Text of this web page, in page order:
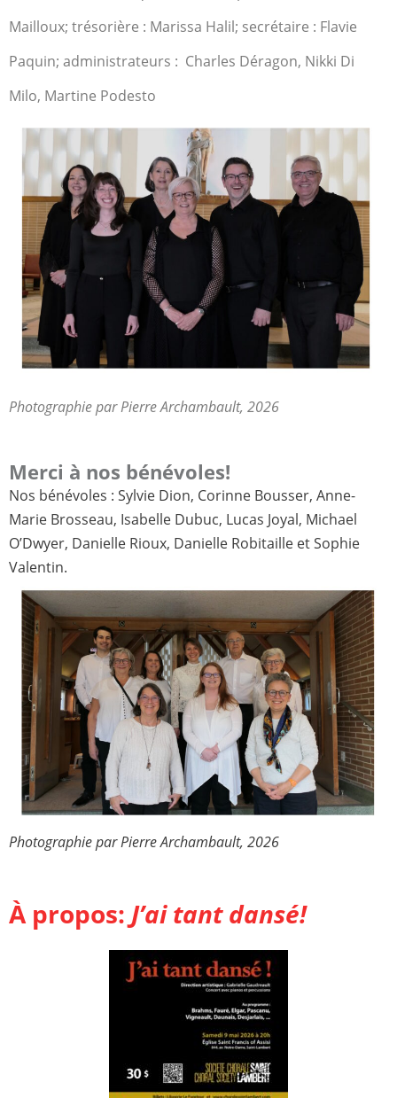
Mailloux; trésorière : Marissa Halil; secrétaire : Flavie
Paquin; administrateurs : Charles Déragon, Nikki Di
Milo, Martine Podesto
Photographie par Pierre Archambault, 2026
Merci à nos bénévoles!
Nos bénévoles : Sylvie Dion, Corinne Bousser, Anne-
Marie Brosseau, Isabelle Dubuc, Lucas Joyal, Michael
O’Dwyer, Danielle Rioux, Danielle Robitaille et Sophie
Valentin.
Photographie par Pierre Archambault, 2026
À propos: J’ai tant dansé!